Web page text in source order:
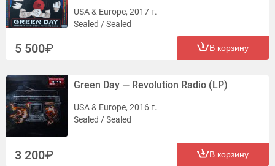
USA & Europe, 2017 г.
Sealed / Sealed
5 500 В корзину
Green Day — Revolution Radio (LP)
USA & Europe, 2016 г.
Sealed / Sealed
3 200 В корзину